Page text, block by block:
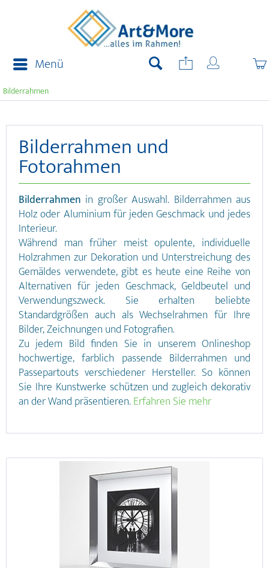
Menü
Bilderrahmen
Bilderrahmen und
Fotorahmen
Bilderrahmen in großer Auswahl. Bilderrahmen aus
Holz oder Aluminium für jeden Geschmack und jedes
Interieur.
Während man früher meist opulente, individuelle
Holzrahmen zur Dekoration und Unterstreichung des
Gemäldes verwendete, gibt es heute eine Reihe von
Alternativen für jeden Geschmack, Geldbeutel und
Verwendungszweck. Sie erhalten beliebte
Standardgrößen auch als Wechselrahmen für Ihre
Bilder, Zeichnungen und Fotografien.
Zu jedem Bild finden Sie in unserem Onlineshop
hochwertige, farblich passende Bilderrahmen und
Passepartouts verschiedener Hersteller. So können
Sie Ihre Kunstwerke schützen und zugleich dekorativ
an der Wand präsentieren. Erfahren Sie mehr